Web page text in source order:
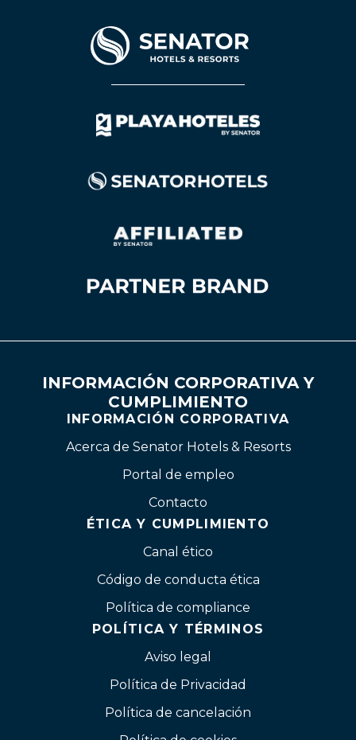
INFORMACIÓN CORPORATIVA Y
CUMPLIMIENTO
INFORMACIÓN CORPORATIVA
Acerca de Senator Hotels & Resorts
Portal de empleo
Contacto
ÉTICA Y CUMPLIMIENTO
Canal ético
Código de conducta ética
Política de compliance
POLÍTICA Y TÉRMINOS
Aviso legal
Política de Privacidad
Política de cancelación